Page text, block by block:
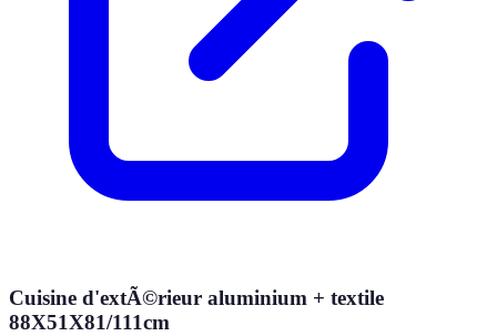
Cuisine d'extÃ©rieur aluminium + textile
88X51X81/111cm